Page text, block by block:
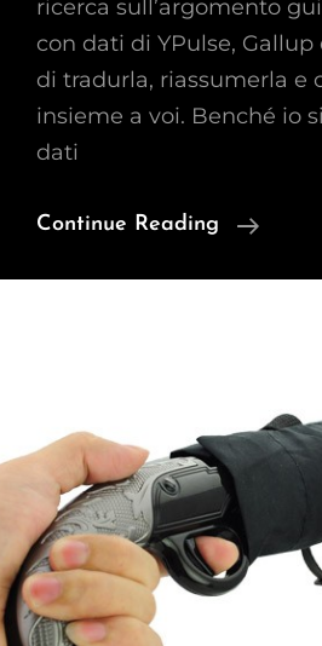
ricerca sull’argomento
con dati di YPulse, Gallup
di tradurla, riassumerla e
insieme a voi. Benché io
dati
Continue Reading
Nei
Meno